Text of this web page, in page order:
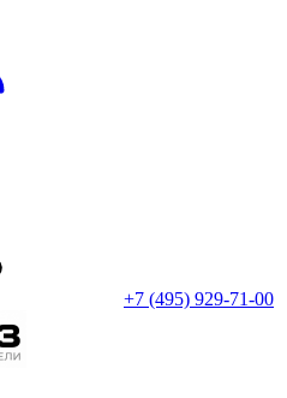
+7 (495) 929-71-00